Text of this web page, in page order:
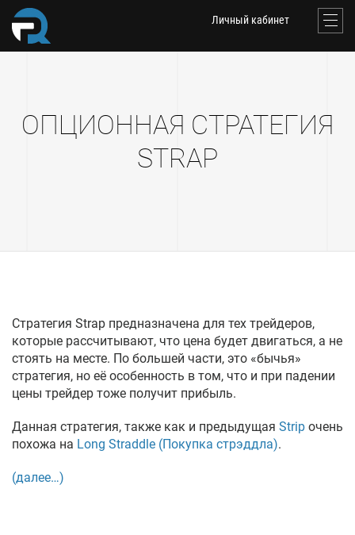
Личный кабинет
ОПЦИОННАЯ СТРАТЕГИЯ
STRAP
Стратегия Strap предназначена для тех трейдеров,
которые рассчитывают, что цена будет двигаться, а не
стоять на месте. По большей части, это «бычья»
стратегия, но её особенность в том, что и при падении
цены трейдер тоже получит прибыль.
Данная стратегия, также как и предыдущая Strip очень
похожа на Long Straddle (Покупка стрэддла).
(далее…)